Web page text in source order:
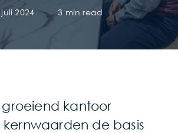
2024 3 min read
groeiend kantoor
de basis